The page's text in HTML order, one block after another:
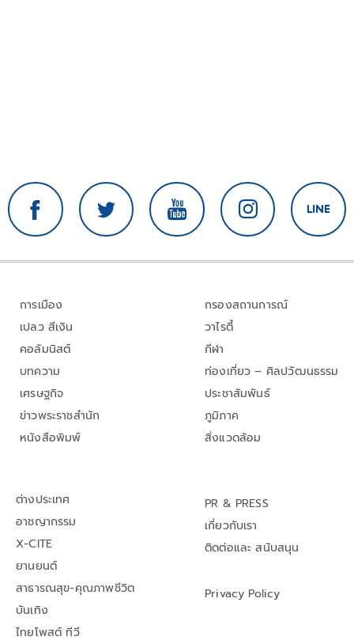
การเมือง
เปลว สีเงิน
คอลัมนิสต์
บทความ
เศรษฐกิจ
ข่าวพระราชสำนัก
หนังสือพิมพ์
กรองสถานการณ์
วาไรตี้
กีฬา
ท่องเที่ยว – ศิลปวัฒนธรรม
ประชาสัมพันธ์
ภูมิภาค
สิ่งแวดล้อม
ต่างประเทศ
อาชญากรรม
X-CITE
ยานยนต์
สาธารณสุข-คุณภาพชีวิต
บันเทิง
ไทยโพสต์ ทีวี
PR & PRESS
เกี่ยวกับเรา
ติดต่อและ สนับสนุน
Privacy Policy